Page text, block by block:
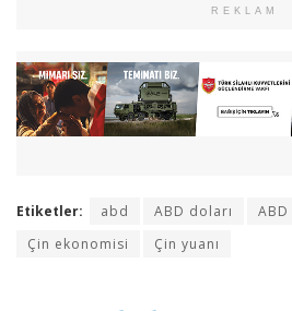
REKLAM
Etiketler: abd ABD doları
Çin ekonomisi
Çin yuanı